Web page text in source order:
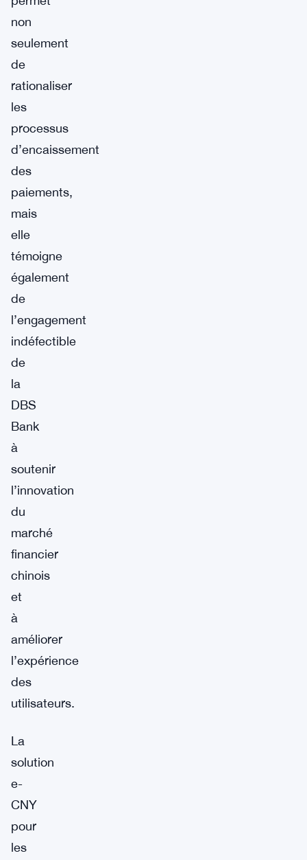
non
seulement
de
rationaliser
les
processus
d’encaissement
des
paiements,
mais
elle
témoigne
également
de
l’engagement
indéfectible
de
la
DBS
Bank
à
soutenir
l’innovation
du
marché
financier
chinois
et
à
améliorer
l’expérience
des
utilisateurs.
La
solution
e-
CNY
pour
les